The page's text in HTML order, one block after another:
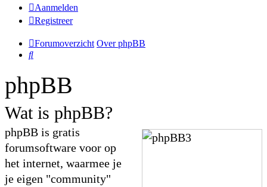
Aanmelden
Registreer
Forumoverzicht Over phpBB
Zoek
phpBB
Wat is phpBB?
phpBB is gratis
forumsoftware voor op
het internet, waarmee je
je eigen "community"